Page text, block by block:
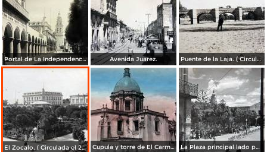
Portal de La Independencia. Avenida Juarez. Puente de la Laja. ( Circulada el 23 de Junio de 1909 ).
El Zocalo. ( Circulada el 23 de Junio de 1909 ). Cupula y torre de El Carmen. ( Circulada el 22 de Agosto de 1943 ). La Plaza principal lado poniente.